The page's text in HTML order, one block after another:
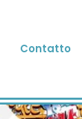
Contatto